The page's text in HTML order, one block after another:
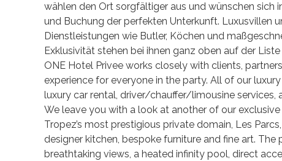
wählen den Ort sorgfältiger aus und wünschen sich
und Buchung der perfekten Unterkunft. Luxusvillen
Dienstleistungen wie Butler, Köchen und
Exklusivität stehen bei ihnen ganz oben auf der Liste
ONE Hotel Privee works closely with clients,
experience for everyone in the party. All of our
luxury car rental, driver/chauffer/limousine services,
We leave you with a look at another of our
Tropez’s most prestigious private domain, Les
designer kitchen, bespoke furniture and fine art.
breathtaking views, a heated infinity pool, direct